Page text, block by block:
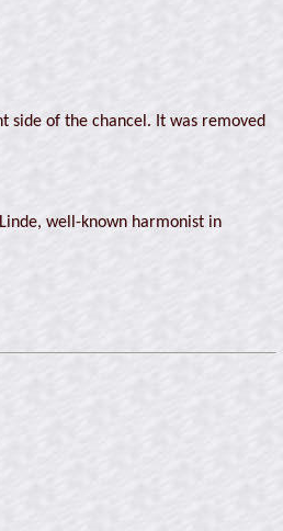
side of the chancel. It was removed
well-known harmonist in